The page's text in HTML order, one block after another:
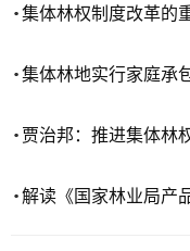
集体林权制度改革的
集体林地实行家庭承
贾治邦：推进集体林